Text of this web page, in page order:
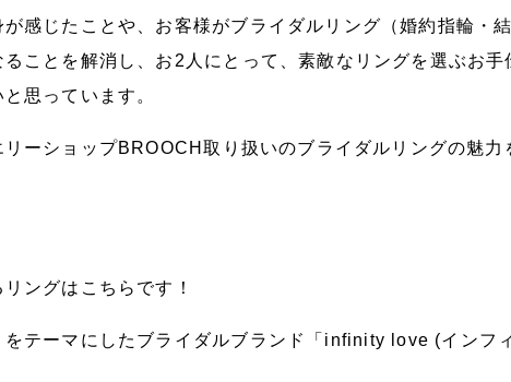
が感じたことや、お客様がブライダルリング（婚約指輪・
ることを解消し、お2人にとって、素敵なリングを選ぶお
思っています。
リーショップBROOCH取り扱いのブライダルリングの魅力
ングはこちらです！
をテーマにしたブライダルブランド「infinity love (インフ